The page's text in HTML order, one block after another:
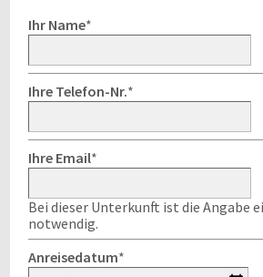
Ihr Name*
Ihre Telefon-Nr.*
Ihre Email*
Bei dieser Unterkunft ist die Angabe
notwendig.
Anreisedatum*